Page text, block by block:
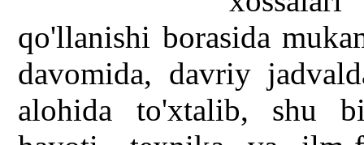
qo'llanishi borasida
davomida, davriy
alohida to'xtalib, shu